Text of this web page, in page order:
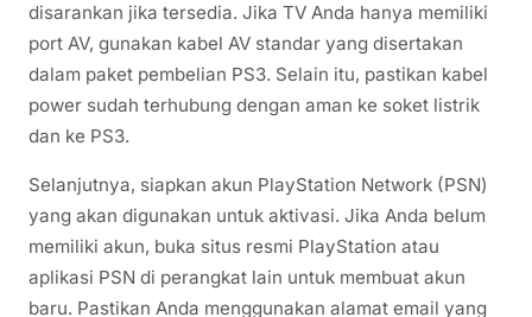
disarankan jika tersedia. Jika TV Anda hanya memiliki
port AV, gunakan kabel AV standar yang disertakan
dalam paket pembelian PS3. Selain itu, pastikan kabel
power sudah terhubung dengan aman ke soket listrik
dan ke PS3.
Selanjutnya, siapkan akun PlayStation Network (PSN)
yang akan digunakan untuk aktivasi. Jika Anda belum
memiliki akun, buka situs resmi PlayStation atau
aplikasi PSN di perangkat lain untuk membuat akun
baru. Pastikan Anda menggunakan alamat email yang